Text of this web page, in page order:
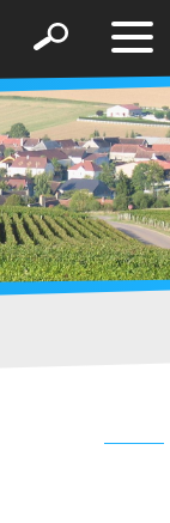
le
Afficher
formulaire
de
recherche